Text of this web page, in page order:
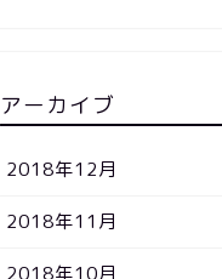
アーカイブ
2018年12月
2018年11月
2018年10月